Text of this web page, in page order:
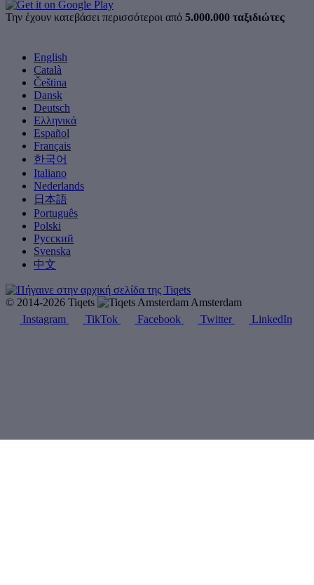
Την έχουν κατεβάσει περισσότεροι από 5.000.000 ταξιδιώτες
English
Català
Čeština
Dansk
Deutsch
Ελληνικά
Español
Français
한국어
Italiano
Nederlands
日本語
Português
Polski
Русский
Svenska
中文
© 2014-2026 Tiqets
Amsterdam
Instagram
TikTok Facebook Twitter LinkedIn